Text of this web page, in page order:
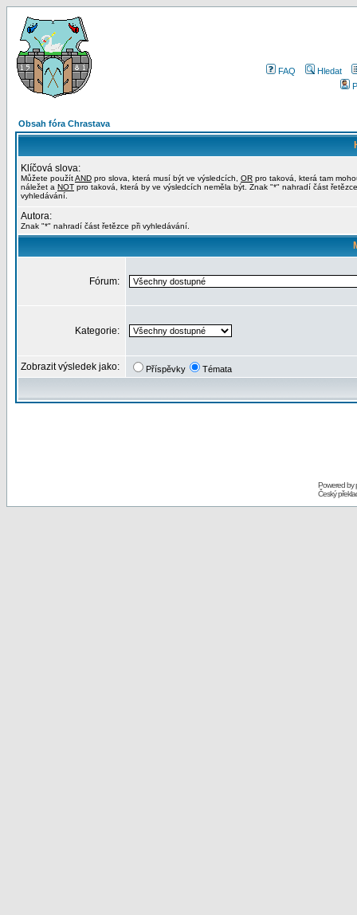
FAQ
Hledat
Obsah fóra Chrastava
Klíčová slova:
Můžete použítAND pro slova, která musí být ve výsledcích, OR pro taková, která tam
náležet a NOT pro taková, která by ve výsledcích neměla být. Znak "*" nahradí část
vyhledávání.
Autora:
Znak "*" nahradí část řetězce při vyhledávání.
Fórum:
Kategorie:
Zobrazit výsledek jako: Příspěvky Témata
Powered by
Český